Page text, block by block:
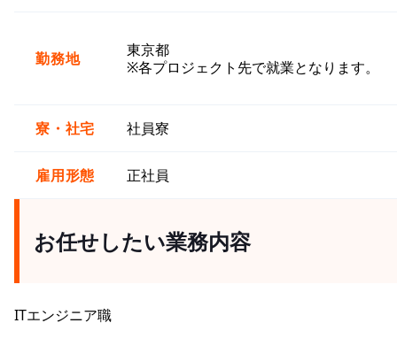
勤務地
東京都
※各プロジェクト先で就業となります。
寮・社宅 社員寮
雇用形態 正社員
お任せしたい業務内容
ITエンジニア職